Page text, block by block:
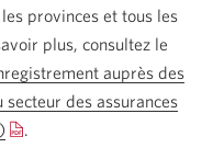
provinces et tous les
plus, consultez le
auprès des
des assurances
Une.